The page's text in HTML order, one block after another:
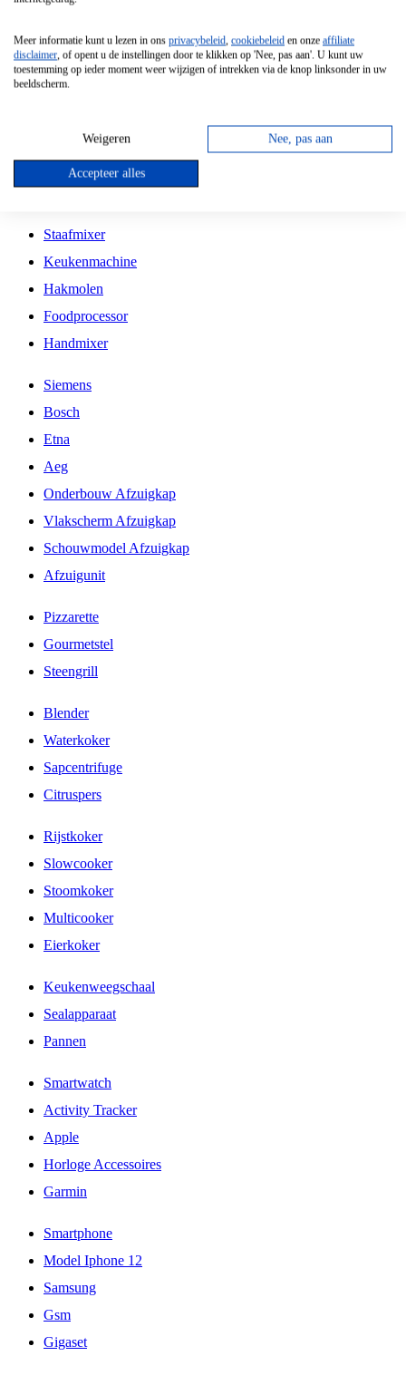
Vrijstaande Magnetron
Vrijstaande Kookplaat
Inbouw Gaskookplaat
Inbouw Keramische Kookplaat
Kookplaat Accessoires
Staafmixer
Keukenmachine
Hakmolen
Foodprocessor
Handmixer
Siemens
Bosch
Etna
Aeg
Onderbouw Afzuigkap
Vlakscherm Afzuigkap
Schouwmodel Afzuigkap
Afzuigunit
Pizzarette
Gourmetstel
Steengrill
Blender
Waterkoker
Sapcentrifuge
Citruspers
Rijstkoker
Slowcooker
Stoomkoker
Multicooker
Eierkoker
Keukenweegschaal
Sealapparaat
Pannen
Smartwatch
Activity Tracker
Apple
Horloge Accessoires
Garmin
Smartphone
Model Iphone 12
Samsung
Gsm
Gigaset
Meer informatie kunt u lezen in ons privacybeleid, cookiebeleid en onze affiliate
disclaimer, of opent u de instellingen door te klikken op 'Nee, pas aan'. U kunt uw
toestemming op ieder moment weer wijzigen of intrekken via de knop linksonder in uw
beeldscherm.
Weigeren Nee, pas aan
Accepteer alles